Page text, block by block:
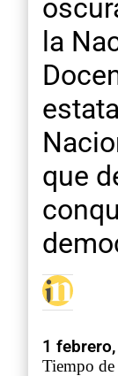
la
que
1
Tiempo